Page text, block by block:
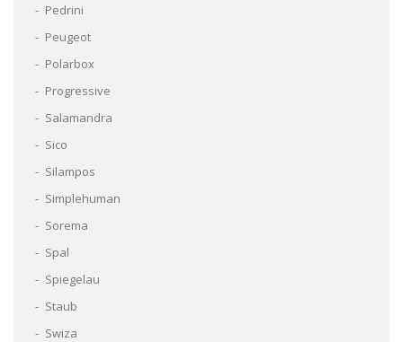
Pedrini
Peugeot
Polarbox
Progressive
Salamandra
Sico
Silampos
Simplehuman
Sorema
Spal
Spiegelau
Staub
Swiza